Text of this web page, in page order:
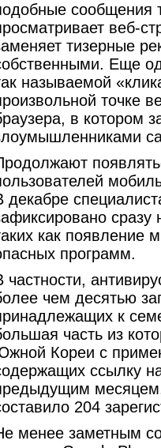
сообщения
веб-
тизерные
Еще
называемой
точке
в котором
декабре
сразу
как появление
программ.
частности,
чем десятью
к
часть из
Кореи с
ссылку
204
менее заметным